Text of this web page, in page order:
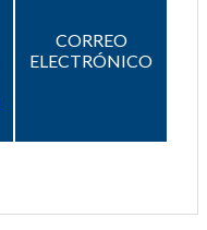
CORREO
ELECTRÓNICO